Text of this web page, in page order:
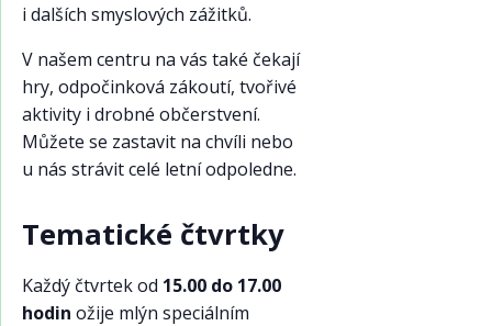
i dalších smyslových zážitků.
V našem centru na vás také čekají
hry, odpočinková zákoutí, tvořivé
aktivity i drobné občerstvení.
Můžete se zastavit na chvíli nebo
u nás strávit celé letní odpoledne.
Tematické čtvrtky
Každý čtvrtek od 15.00 do 17.00
hodin ožije mlýn speciálním